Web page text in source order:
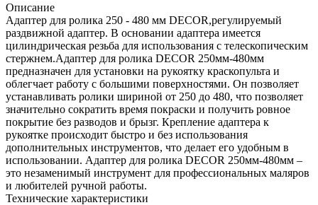
Описание
Адаптер для ролика 250 - 480 мм DECOR,регулируемый
раздвижной адаптер. В основании адаптера имеется
цилиндрическая резьба для использования с телескопическим
стержнем.Адаптер для ролика DECOR 250мм-480мм
предназначен для установки на рукоятку краскопульта и
облегчает работу с большими поверхностями. Он позволяет
устанавливать ролики шириной от 250 до 480, что позволяет
значительно сократить время покраски и получить ровное
покрытие без разводов и брызг. Крепление адаптера к
рукоятке происходит быстро и без использования
дополнительных инструментов, что делает его удобным в
использовании. Адаптер для ролика DECOR 250мм-480мм –
это незаменимый инструмент для профессиональных маляров
и любителей ручной работы.
Технические характеристики